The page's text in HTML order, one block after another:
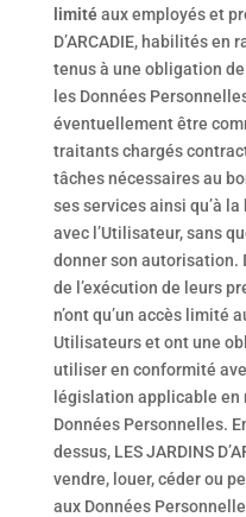
limitéaux employés et
D’ARCADIE, habilités
tenus à une obligation
les Données
éventuellement être
traitants chargés
tâches nécessaires au
ses services ainsi qu’à
avec l’Utilisateur, sans
donner son autorisation.
de l’exécution de leurs
n’ont qu’un accès limité
Utilisateurs et ont une
utiliser en conformité
législation applicable
Données Personnelles.
dessus, LES JARDINS
vendre, louer, céder ou
aux Données